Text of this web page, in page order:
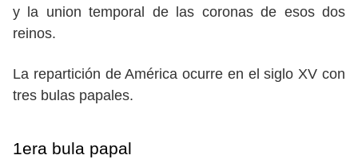
y la union temporal de las coronas de esos dos
reinos.
La repartición de América ocurre en el siglo XV con
tres bulas papales.
1era bula papal